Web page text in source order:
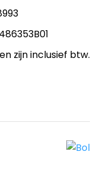
zijn inclusief btw.